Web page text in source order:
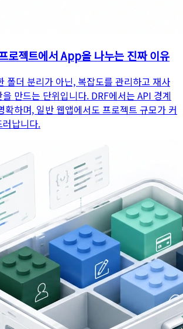
로젝트에서 App을 나누는 진짜 이유
폴더 분리가 아닌, 복잡도를 관리하고 재사
만드는 단위입니다. DRF에서는 API 경계
확하며, 일반 웹앱에서도 프로젝트 규모가 커
납니다.